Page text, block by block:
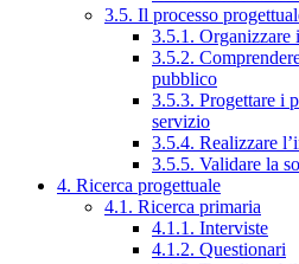
3.5. Il processo
3.5.1. Organizzare
3.5.2.
pubblico
3.5.3. Progettare i
servizio
3.5.4. Realizzare
3.5.5. Validare la
4. Ricerca progettuale
4.1. Ricerca primaria
4.1.1. Interviste
4.1.2. Questionari